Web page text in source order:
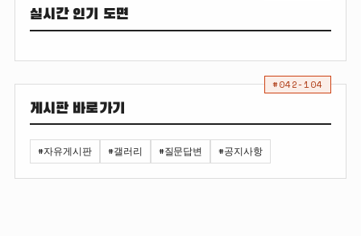
실시간 인기 도면
#042-104
게시판 바로가기
#자유게시판 #갤러리 #질문답변 #공지사항